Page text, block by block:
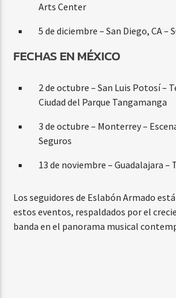
Arts Center
5 de diciembre – San Diego, CA –
FECHAS EN MÉXICO
2 de octubre – San Luis Potosí –
Ciudad del Parque Tangamanga
3 de octubre – Monterrey –
Seguros
13 de noviembre – Guadalajara –
Los seguidores de Eslabón Armado
estos eventos, respaldados por el
banda en el panorama musical